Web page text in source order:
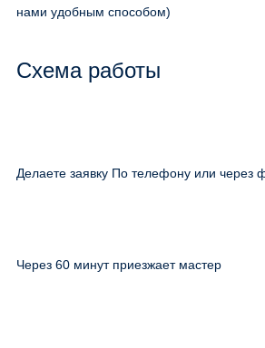
нами удобным способом)
Схема работы
Делаете заявку По телефону или через
Через 60 минут приезжает мастер